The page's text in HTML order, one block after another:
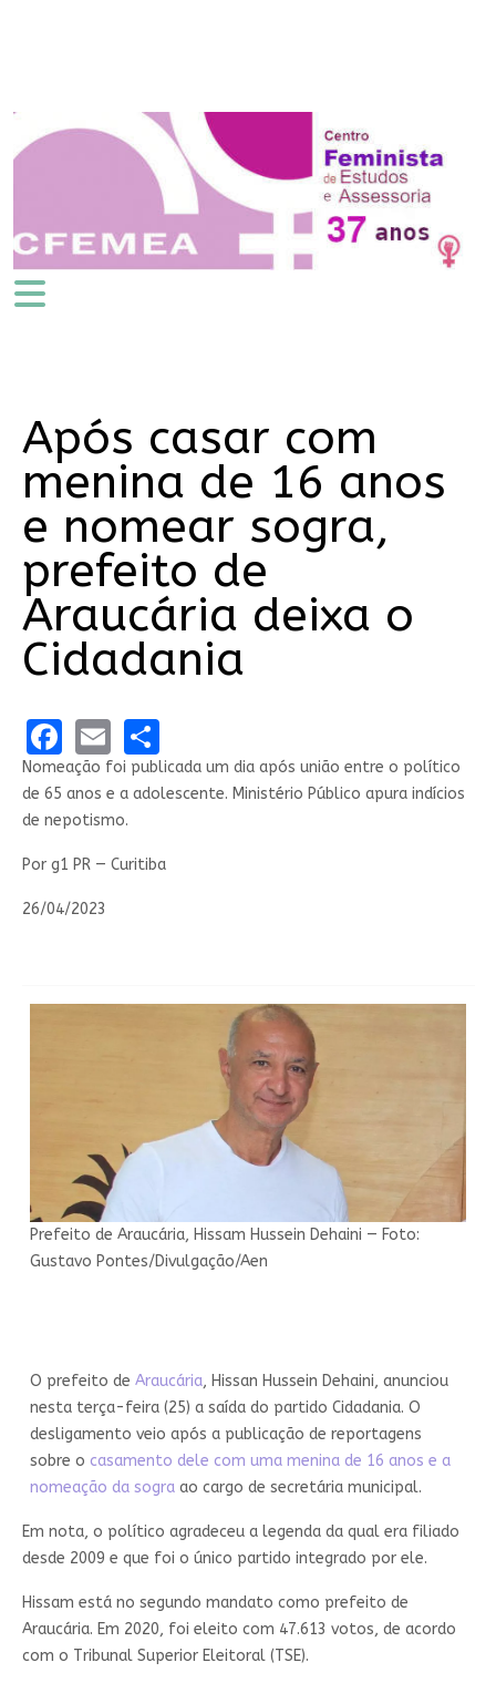
Após casar com
menina de 16 anos
e nomear sogra,
prefeito de
Araucária deixa o
Cidadania
Facebook
EmailShare
Nomeação foi publicada um dia após união entre o político
de 65 anos e a adolescente. Ministério Público apura indícios
de nepotismo.
Por g1 PR — Curitiba
26/04/2023
Prefeito de Araucária, Hissam Hussein Dehaini — Foto:
Gustavo Pontes/Divulgação/Aen
O prefeito de Araucária, Hissan Hussein Dehaini, anunciou
nesta terça-feira (25) a saída do partido Cidadania. O
desligamento veio após a publicação de reportagens
sobre o casamento dele com uma menina de 16 anos e a
nomeação da sogra ao cargo de secretária municipal.
Em nota, o político agradeceu a legenda da qual era filiado
desde 2009 e que foi o único partido integrado por ele.
Hissam está no segundo mandato como prefeito de
Araucária. Em 2020, foi eleito com 47.613 votos, de acordo
com o Tribunal Superior Eleitoral (TSE).